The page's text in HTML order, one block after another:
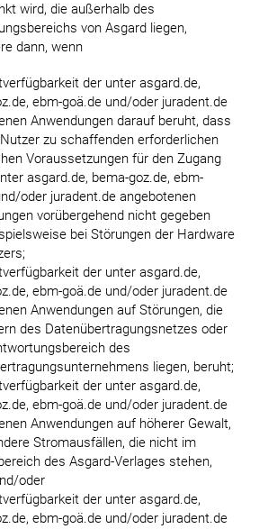
wird, die außerhalb des
von Asgard liegen,
dann, wenn
der unter asgard.de,
ebm-goä.de und/oder juradent.de
Anwendungen darauf beruht, dass
zu schaffenden erforderlichen
Voraussetzungen für den Zugang
asgard.de, bema-goz.de, ebm-
oder juradent.de angebotenen
vorübergehend nicht gegeben
bei Störungen der Hardware
der unter asgard.de,
ebm-goä.de und/oder juradent.de
Anwendungen auf Störungen, die
des Datenübertragungsnetzes oder
des
liegen, beruht;
der unter asgard.de,
ebm-goä.de und/oder juradent.de
Anwendungen auf höherer Gewalt,
Stromausfällen, die nicht im
des Asgard-Verlages stehen,
oder
der unter asgard.de,
ebm-goä.de und/oder juradent.de